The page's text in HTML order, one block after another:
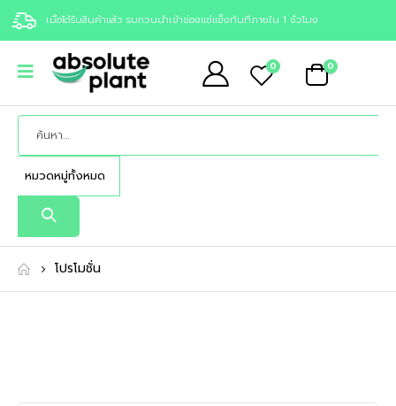
เมื่อได้รับสินค้าแล้ว รบกวนนำเข้าช่องแช่แข็งทันทีภายใน 1 ชั่วโมง
0 0
โปรโมชั่น